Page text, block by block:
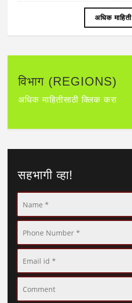
अधिक माहिती
विभाग (REGIONS)
अधिक माहितीसाठी क्लिक करा
सहभागी व्हा!